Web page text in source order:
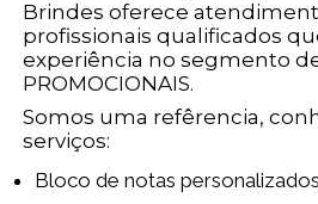
Brindes oferece
profissionais qualificados
experiência no segmento
PROMOCIONAIS.
Somos uma refêrencia,
serviços:
Bloco de notas personalizados